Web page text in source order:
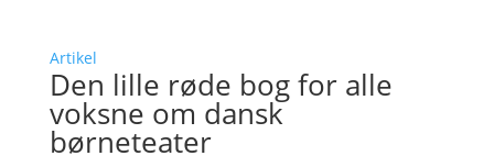
Artikel
Den lille røde bog for alle
voksne om dansk
børneteater